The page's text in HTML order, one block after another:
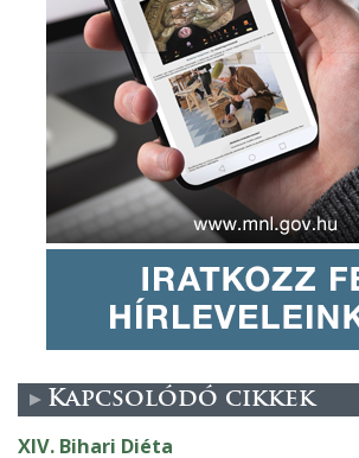
Kapcsolódó cikkek
XIV. Bihari Diéta